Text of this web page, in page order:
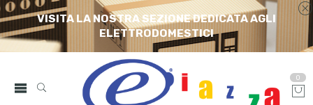
VISITA LA NOSTRA SEZIONE DEDICATA AGLI
ELETTRODOMESTICI
0